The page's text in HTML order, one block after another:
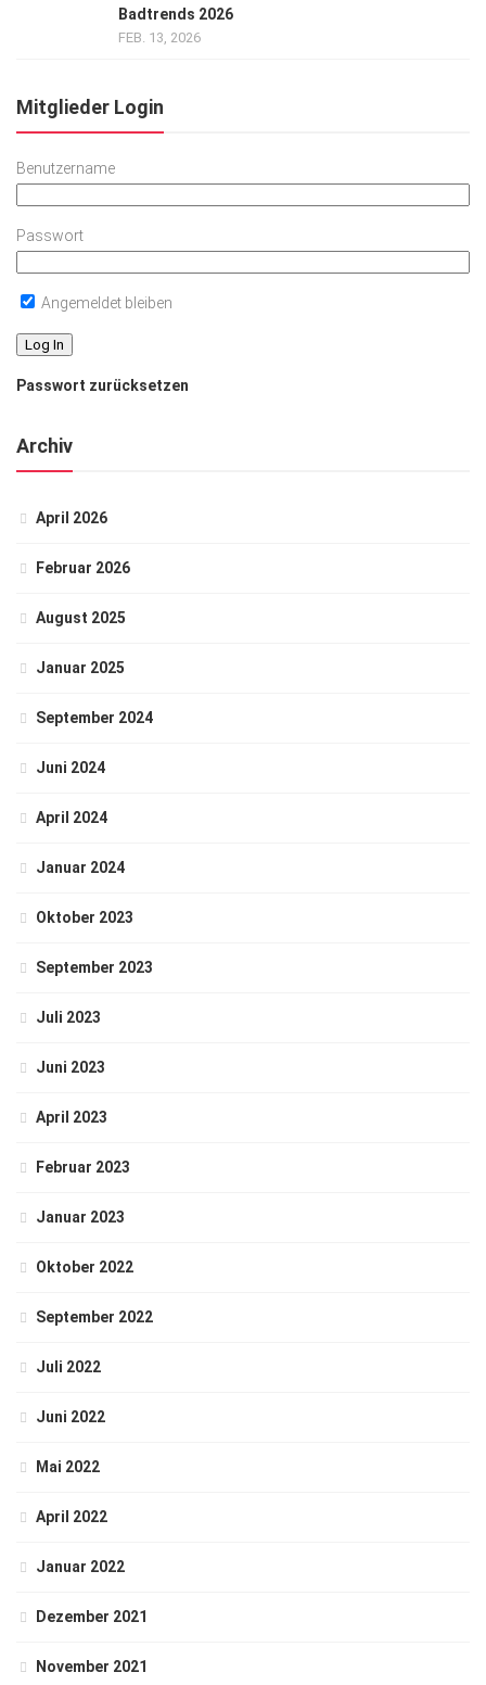
Badtrends 2026
FEB. 13, 2026
Mitglieder Login
Benutzername
Passwort
Angemeldet bleiben
Passwort zurücksetzen
Archiv
April 2026
Februar 2026
August 2025
Januar 2025
September 2024
Juni 2024
April 2024
Januar 2024
Oktober 2023
September 2023
Juli 2023
Juni 2023
April 2023
Februar 2023
Januar 2023
Oktober 2022
September 2022
Juli 2022
Juni 2022
Mai 2022
April 2022
Januar 2022
Dezember 2021
November 2021